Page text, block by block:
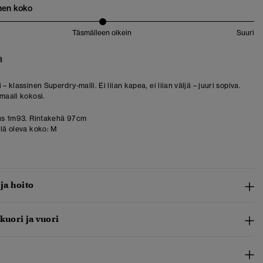
koko
Täsmälleen oikein Suuri
– klassinen Superdry-malli. Ei liian kapea, ei liian väljä – juuri sopiva.
kokosi.
1m93. Rintakehä 97cm
oleva koko: M
hoito
ja vuori